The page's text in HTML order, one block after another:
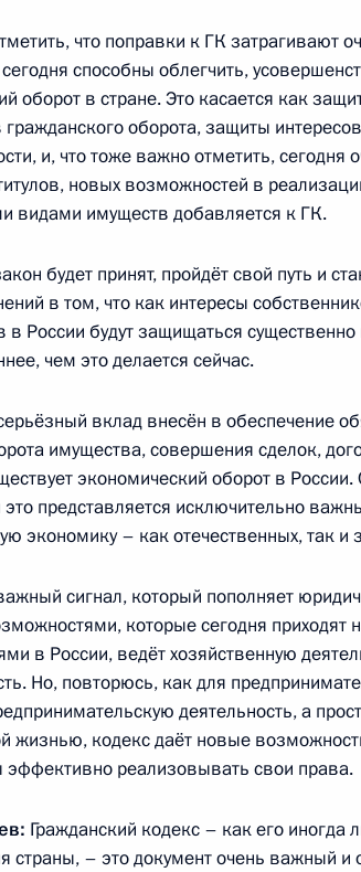
поручения Президента о
об основаниях отказа в
политической партии ПАРНАС
года, 17:00
по вопросам совершенствования
года, 15:45
по итогам встречи с
политических партий
года, 09:00
с Министром юстиции
года, 12:00
что поправки к ГК затрагивают
способны облегчить,
оборот в стране. Это касается как
гражданского оборота, защиты
и, что тоже важно отметить,
новых возможностей в
видами имуществ добавляется к ГК.
будет принят, пройдёт свой путь и
в том, что как интересы
в России будут защищаться
чем это делается сейчас.
вклад внесён в обеспечение
имущества, совершения сделок,
экономический оборот в
представляется исключительно
экономику – как отечественных, так и
сигнал, который пополняет
которые сегодня приходят
в России, ведёт хозяйственную
Но, повторюсь, как для
деятельность, а
жизнью, кодекс даёт новые
эффективно реализовывать свои права.
Гражданский кодекс – как его
страны, – это документ очень важный